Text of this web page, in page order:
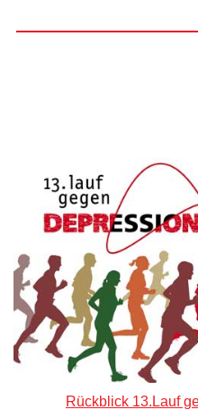
Rückblick 13.Lauf